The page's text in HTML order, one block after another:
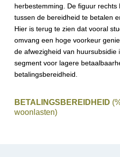
herbestemming. De figuur rechts
tussen de bereidheid te betalen
Hier is terug te zien dat vooral
omvang een hoge voorkeur
de afwezigheid van huursubsidie
segment voor lagere
betalingsbereidheid.
BETALINGSBEREIDHEID
woonlasten)